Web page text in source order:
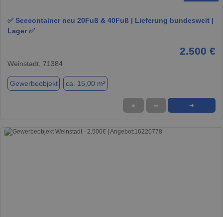
✅ Seecontainer neu 20Fuß & 40Fuß | Lieferung bundesweit |
Lager ✅
2.500 €
Weinstadt, 71384
Gewerbeobjekt ca. 15,00 m²
★ ➦ ➜